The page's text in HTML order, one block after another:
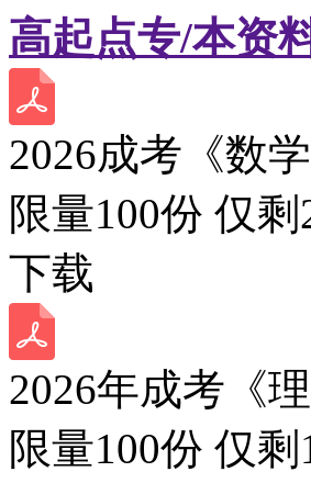
高起点专/本资
2026成考《数
限量100份 仅剩
下载
2026年成考《
限量100份 仅剩